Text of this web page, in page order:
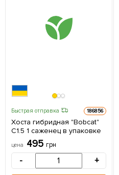
Быстрая отправка 186856
Хоста гибридная "Bobcat"
С1.5 1 саженец в упаковке
цена 495 грн
- +